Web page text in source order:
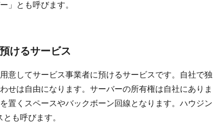
」とも呼びます。
けるサービス
意してサービス事業者に預けるサービスです。自社で独
せは自由になります。サーバーの所有権は自社にありま
置くスペースやバックボーン回線となります。ハウジン
も呼びます。